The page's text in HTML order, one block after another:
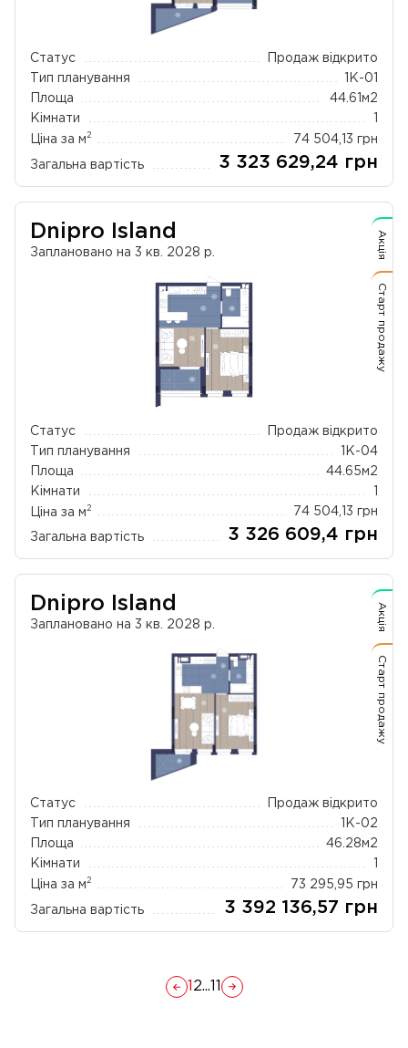
Статус
Продаж відкрито
Тип планування
1К-01
Площа
44.61 м2
Кімнати
Ціна за м 2 74 504,13 грн
Загальна вартість 3 323 629,24 грн
Dnipro Island
Заплановано на 3 кв. 2028 р.
Статус
Продаж відкрито
Тип планування
1К-04
Площа
44.65м2
Кімнати
Ціна за м 2 74 504,13 грн
Загальна вартість 3 326 609,4 грн
Акція
Старт продажу
Dnipro Island
Заплановано на 3 кв. 2028 р.
Статус
Продаж відкрито
Тип планування
1К-02
Площа
46.28 м2
Кімнати
Ціна за м 2 73 295,95 грн
Загальна вартість 3 392 136,57 грн
Акція
Старт продажу
1 2...